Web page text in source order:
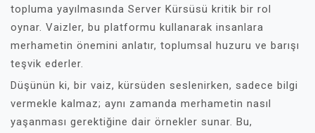
topluma yayılmasında Server Kürsüsü kritik bir rol
oynar. Vaizler, bu platformu kullanarak insanlara
merhametin önemini anlatır, toplumsal huzuru ve barışı
teşvik ederler.
Düşünün ki, bir vaiz, kürsüden seslenirken, sadece bilgi
vermekle kalmaz; aynı zamanda merhametin nasıl
yaşanması gerektiğine dair örnekler sunar. Bu,